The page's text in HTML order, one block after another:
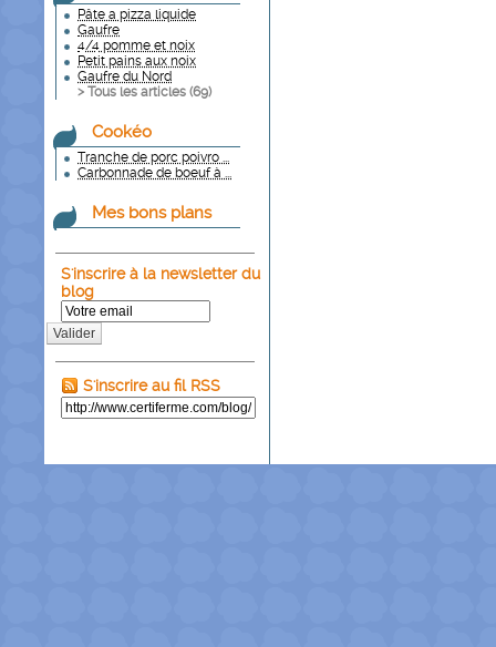
Pâte a pizza liquide
Gaufre
4/4 pomme et noix
Petit pains aux noix
Gaufre du Nord
> Tous les articles (69)
Cookéo
Tranche de porc poivro ...
Carbonnade de boeuf à ...
Mes bons plans
S'inscrire à la newsletter du
blog
Valider
S'inscrire au fil RSS